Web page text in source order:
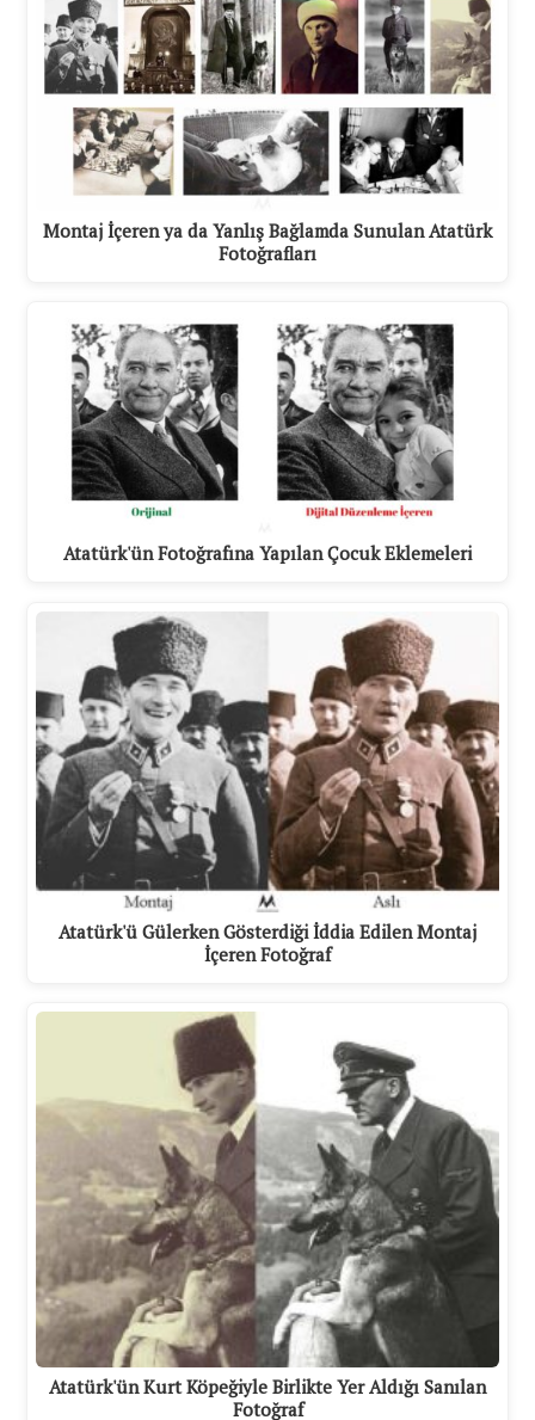
Montaj İçeren ya da Yanlış Bağlamda Sunulan Atatürk
Fotoğrafları
Atatürk'ün Fotoğrafına Yapılan Çocuk Eklemeleri
Atatürk'ü Gülerken Gösterdiği İddia Edilen Montaj
İçeren Fotoğraf
Atatürk'ün Kurt Köpeğiyle Birlikte Yer Aldığı Sanılan
Fotoğraf